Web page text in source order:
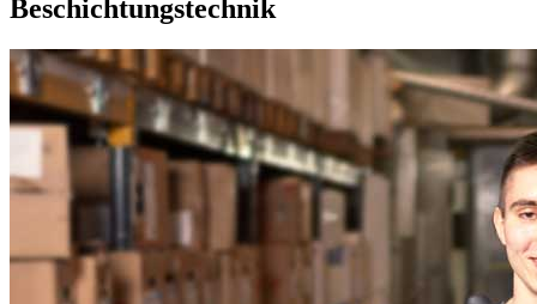
Beschichtungstechnik